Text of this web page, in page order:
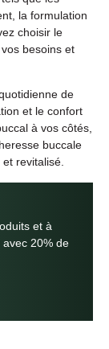
la formulation
choisir le
besoins et
de
et le confort
à vos côtés,
buccale
revitalisé.
et à
20% de